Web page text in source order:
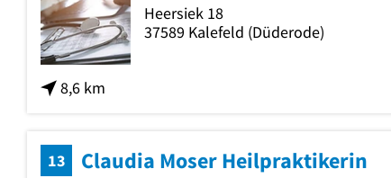
8,6 km
Heersiek 18
37589 Kalefeld (Düderode)
13 Claudia Moser Heilpraktikerin